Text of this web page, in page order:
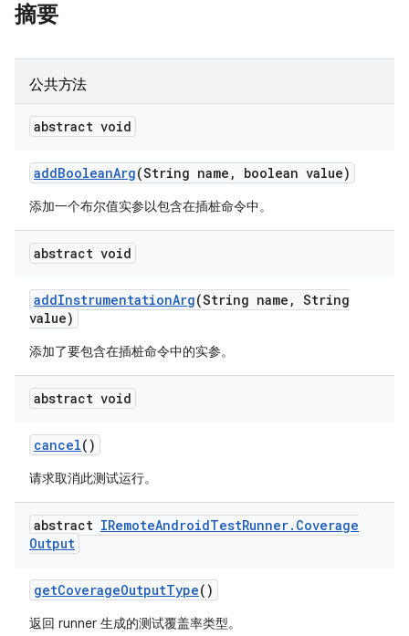
摘要
公共方法
abstract void
addBooleanArg(String name , boolean value)
添加一个布尔值实参以包含在插桩命令中。
abstract void
addInstrumentationArg(String name , String
value)
添加了要包含在插桩命令中的实参。
abstract void
cancel()
请求取消此测试运行。
abstract IRemoteAndroidTestRunner. Coverage
Output
getCoverageOutputType()
返回 runner 生成的测试覆盖率类型。